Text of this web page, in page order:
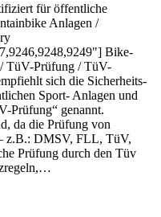
für öffentliche
Anlagen /
Bike-
TüV-Prüfung / TüV-
sich die Sicherheits-
Sport- Anlagen und
Prüfung“ genannt.
da die Prüfung von
z.B.: DMSV, FLL, TüV,
Prüfung durch den Tüv